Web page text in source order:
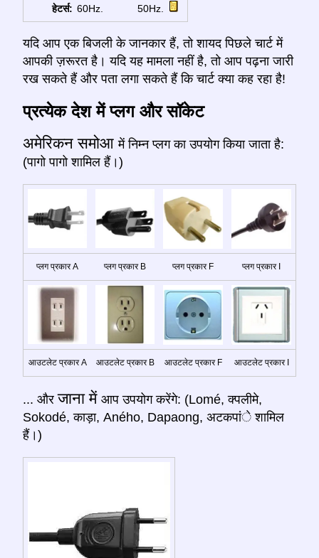
हेटर्स: 60Hz. 50Hz.
यदि आप एक बिजली के जानकार हैं, तो शायद पिछले चार्ट में
आपकी ज़रूरत है। यदि यह मामला नहीं है, तो आप पढ़ना जारी
रख सकते हैं और पता लगा सकते हैं कि चार्ट क्या कह रहा है!
प्रत्येक देश में प्लग और सॉकेट
अमेरिकन समोआमें निम्न प्लग का उपयोग किया जाता है:
(पागो पागो शामिल हैं।)
प्लग प्रकार A प्लग प्रकार B प्लग प्रकार F प्लग प्रकार I
आउटलेट प्रकार A आउटलेट प्रकार B आउटलेट प्रकार F आउटलेट प्रकार I
... औरजाना में आप उपयोग करेंगे: (Lomé, क्पलीमे,
Sokodé, काड़ा, Aného, Dapaong, अटकपांे शामिल
हैं।)